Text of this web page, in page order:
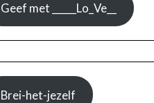
Geef met _____Lo_Ve__
Brei-het-jezelf